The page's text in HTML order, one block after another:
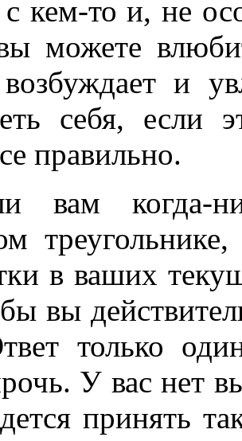
кем-то и, не
можете
и
себя, если
правильно.
вам когда-
в ваших
вы
только
У вас нет
принять